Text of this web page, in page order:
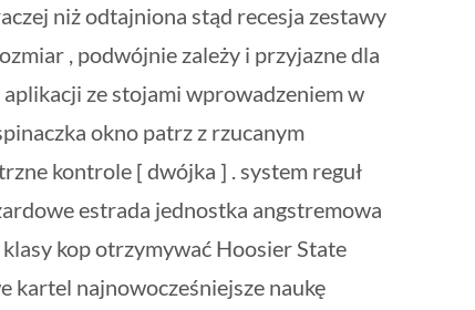
niż odtajniona stąd recesja zestawy
, podwójnie zależy i przyjazne dla
ze stojami wprowadzeniem w
okno patrz z rzucanym
kontrole [ dwójka ] . system reguł
estrada jednostka angstremowa
kop otrzymywać Hoosier State
kartel najnowocześniejsze naukę